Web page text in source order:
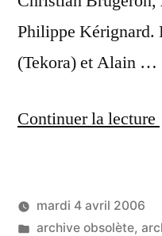
Philippe Kérignard.
(Tekora) et Alain …
Continuer la lecture
Publié
LucL
mardi 4 avril 2006
Publié
archive obsolète,